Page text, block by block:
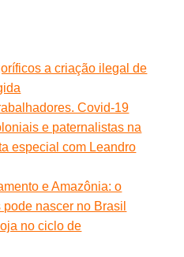
a criação ilegal de
Covid-19
e paternalistas na
especial com Leandro
e Amazônia: o
nascer no Brasil
no ciclo de